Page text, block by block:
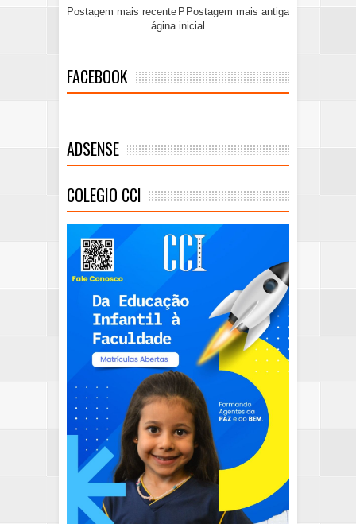
Postagem mais recente Postagem mais antiga
P
ágina inicial
FACEBOOK
ADSENSE
COLEGIO CCI